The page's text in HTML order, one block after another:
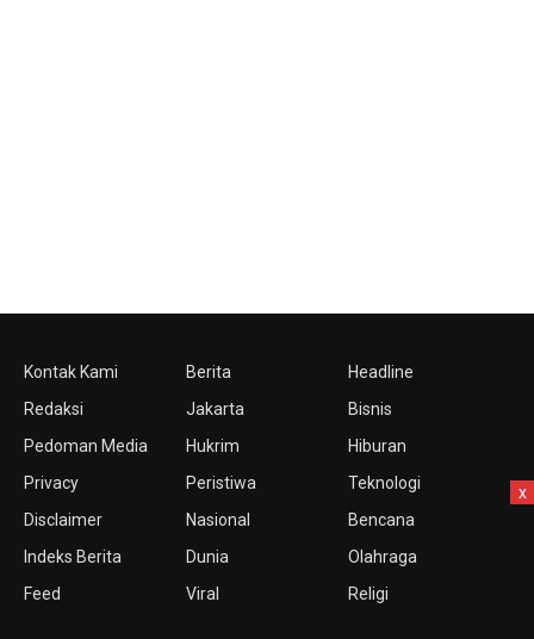
Kontak Kami
Redaksi
Pedoman Media
Privacy
Disclaimer
Indeks Berita
Feed
Berita
Jakarta
Hukrim
Peristiwa
Nasional
Dunia
Viral
Headline
Bisnis
Hiburan
Teknologi
Bencana
Olahraga
Religi
x